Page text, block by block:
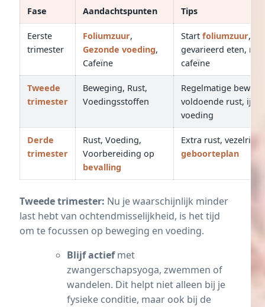
Fase Aandachtspunten Tips
Eerste
trimester
Foliumzuur,
Gezonde voeding,
Cafeïne
Start foliumzuur,
gevarieerd eten,
cafeïne
Tweede
trimester
Beweging, Rust,
Voedingsstoffen
Regelmatige
voldoende rust,
voeding
Derde
trimester
Rust, Voeding,
Voorbereiding op
bevalling
Extra rust, vezelrijk
geboorteplan
Tweede trimester: Nu je waarschijnlijk minder
last hebt van ochtendmisselijkheid, is het tijd
om te focussen op beweging en voeding.
Blijf actiefmet
zwangerschapsyoga, zwemmen of
wandelen. Dit helpt niet alleen bij je
fysieke conditie, maar ook bij de